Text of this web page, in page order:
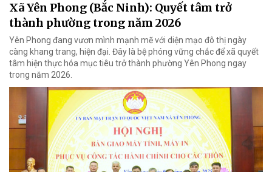
Xã Yên Phong (Bắc Ninh): Quyết tâm trở
thành phường trong năm 2026
Yên Phong đang vươn mình mạnh mẽ với diện mạo đô thị ngày
càng khang trang, hiện đại. Đây là bệ phóng vững chắc để xã quyết
tâm hiện thực hóa mục tiêu trở thành phường Yên Phong ngay
trong năm 2026.